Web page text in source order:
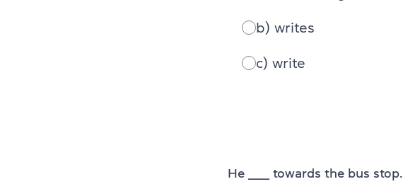
b) writes
c) write
He ______ towards the bus stop.